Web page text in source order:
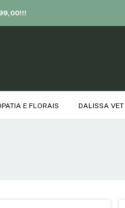
E FLORAIS DALISSA VET